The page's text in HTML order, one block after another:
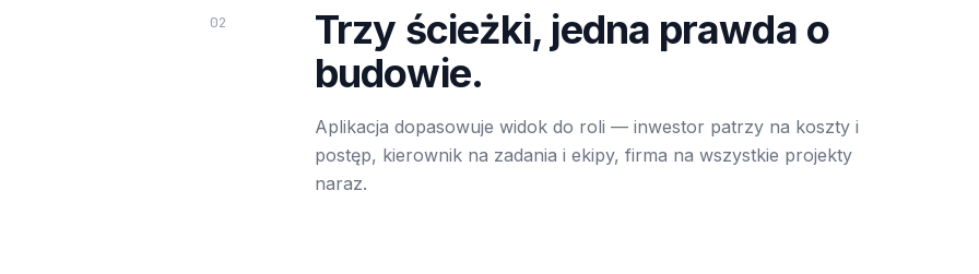
02
Trzy ścieżki, jedna prawda o
budowie.
Aplikacja dopasowuje widok do roli — inwestor patrzy na koszty i
postęp, kierownik na zadania i ekipy, firma na wszystkie projekty
naraz.